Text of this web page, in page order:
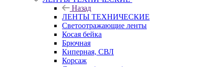
Назад
ЛЕНТЫ ТЕХНИЧЕСКИЕ
Светоотражающие ленты
Косая бейка
Брючная
Киперная, СВЛ
Корсаж